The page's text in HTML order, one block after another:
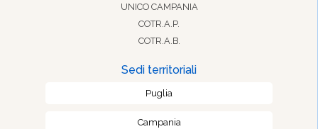
UNICO CAMPANIA
COTR.A.P.
COTR.A.B.
Sedi territoriali
Puglia
Campania